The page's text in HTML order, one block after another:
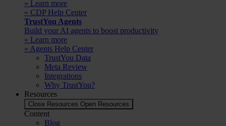
» Learn more
» CDP Help Center
TrustYou Agents
Build your AI agents to boost productivity
» Learn more
» Agents Help Center
TrustYou Data
Meta Review
Integrations
Why TrustYou?
Resources
Close Resources Open Resources
Content
Blog